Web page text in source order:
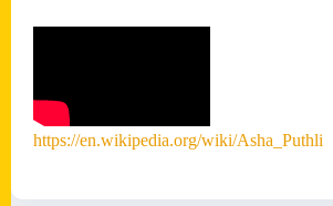
https://en.wikipedia.org/wiki/Asha_Puthli